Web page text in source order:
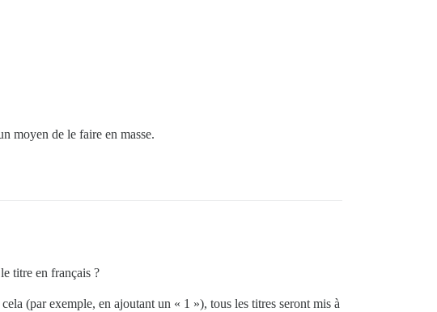
moyen de le faire en masse.
titre en français ?
(par exemple, en ajoutant un « 1 »), tous les titres seront mis à